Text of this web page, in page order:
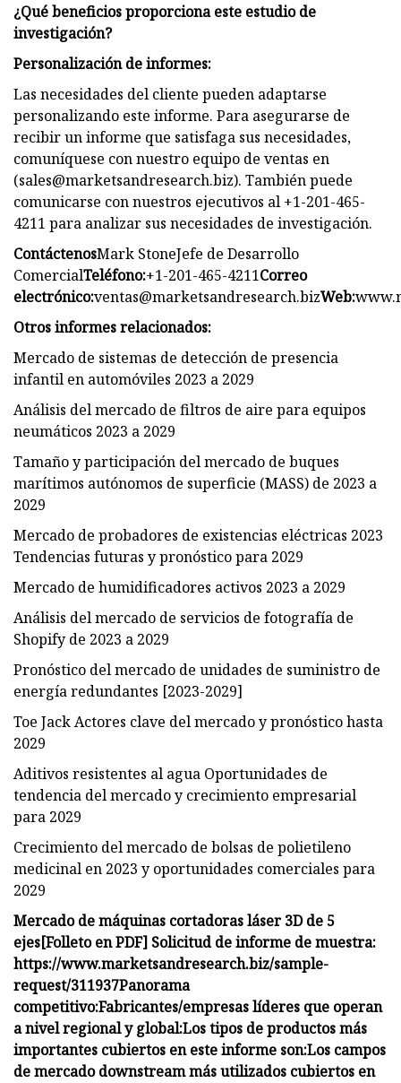
¿Qué beneficios proporciona este estudio de
investigación?
Personalización de informes:
Las necesidades del cliente pueden adaptarse
personalizando este informe. Para asegurarse de
recibir un informe que satisfaga sus necesidades,
comuníquese con nuestro equipo de ventas en
(sales@marketsandresearch.biz). También puede
comunicarse con nuestros ejecutivos al +1-201-465-
4211 para analizar sus necesidades de investigación.
ContáctenosMark StoneJefe de Desarrollo
ComercialTeléfono:+1-201-465-4211Correo
electrónico:ventas@marketsandresearch.bizWeb:
Otros informes relacionados:
Mercado de sistemas de detección de presencia
infantil en automóviles 2023 a 2029
Análisis del mercado de filtros de aire para equipos
neumáticos 2023 a 2029
Tamaño y participación del mercado de buques
marítimos autónomos de superficie (MASS) de 2023 a
2029
Mercado de probadores de existencias eléctricas 2023
Tendencias futuras y pronóstico para 2029
Mercado de humidificadores activos 2023 a 2029
Análisis del mercado de servicios de fotografía de
Shopify de 2023 a 2029
Pronóstico del mercado de unidades de suministro de
energía redundantes [2023-2029]
Toe Jack Actores clave del mercado y pronóstico hasta
2029
Aditivos resistentes al agua Oportunidades de
tendencia del mercado y crecimiento empresarial
para 2029
Crecimiento del mercado de bolsas de polietileno
medicinal en 2023 y oportunidades comerciales para
2029
Mercado de máquinas cortadoras láser 3D de 5
ejes[Folleto en PDF] Solicitud de informe de muestra:
https://www.marketsandresearch.biz/sample-
request/311937Panorama
competitivo:Fabricantes/empresas líderes que operan
a nivel regional y global:Los tipos de productos más
importantes cubiertos en este informe son:Los campos
de mercado downstream más utilizados cubiertos en